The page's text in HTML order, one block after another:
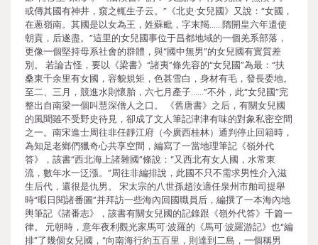
或傳其國有神井，窺之輒生子云。”《北史·女兒國》又說：“女國，
在蔥嶺南。其國是以女為王，姓蘇毗，字末羯……隋開皇六年遣使
朝貢，后遂盡。”這里的女兒國事位于昌都地域的一個羌系部落，
更像一個堅持母系社會的群體，與“國中無男”的女兒國有實質差
別。 若論古怪，要以《梁書》“諸夷”條先容的“女兒國”為最：“扶
桑東千余里有女國，容貌規矩，色甚雪白，身材有毛，發長委地。
至二、三月，競進水則懷胎，六七月產子……”不外，此“女兒國”完
整出自南梁一個叫慧深僧人之口。 《舊唐書》之后，有關女兒國
的風聞雖不受野史待見，卻成了文人筆記津津有味的對象私密空間
之一。南宋進士周往非任靜江府（今廣西桂林）通判停止回籍時，
為知足老鄉們獵奇心共享空間，編寫了一當地理筆記《嶺外代
答》，該書“西北海上諸雜國”條說：“又西北有女人國，水常東
流，數年水一泛漲。”周往非編排說，此國不只不需求男性介入滋
生后代，還很是仇男。 宋太宗的八世孫趙汝適任泉州市舶司提舉
時“暇日閱諸番圖”并拜訪一些海內回國職員后，編撰了一本海內地
輿筆記《諸番志》，該書有關女兒國的記錄跟《嶺外代答》千篇一
律。 元朝時，意年夜利觀光家馬可·波羅的《馬可·波羅游記》也“編
排”了幾個女兒國，“向南海行約五百里，則達到二島，一個稱男